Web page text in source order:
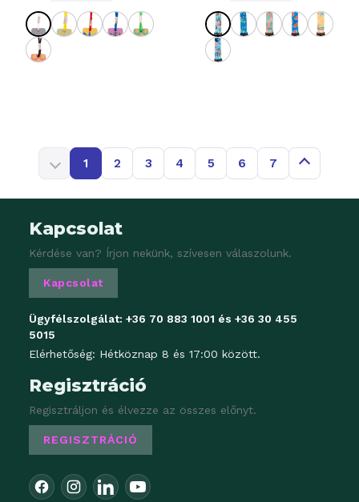
1 2 3 4 5 6 7
Kapcsolat
Kérdése van? Írjon nekünk, szívesen válaszolunk.
Kapcsolat
Ügyfélszolgálat: +36 70 883 1001 és +36 30 455
5015
Elérhetőség: Hétköznap 8 és 17:00 között.
Regisztráció
Regisztráljon és élvezze az összes előnyt.
REGISZTRÁCIÓ